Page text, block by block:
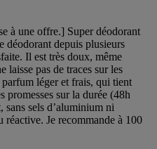
à une offre.] Super déodorant
déodorant depuis plusieurs
Il est très doux, même
laisse pas de traces sur les
parfum léger et frais, qui tient
promesses sur la durée (48h
sels d’aluminium ni
réactive. Je recommande à 100